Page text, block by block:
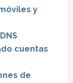
y
cuentas
de